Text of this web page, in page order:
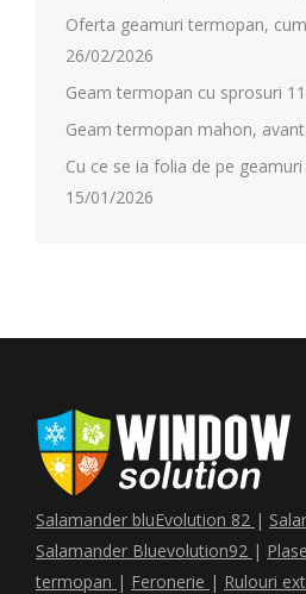
Oferta geamuri termopan,
26/02/2026
Geam termopan cu sprosuri
Geam termopan mahon,
Cu ce se ia folia de pe
15/01/2026
Salamander bluEvolution 82 |
Salamander Bluevolution92 |
termopan | Feronerie | Rulouri